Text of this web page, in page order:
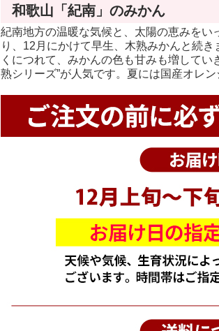
和歌山「紀南」のみかん
紀南地方の温暖な気候と、太陽の恵みをい
り、12月にかけて早生、木熟みかんと続
くにつれて、みかんの色も甘みも増して
熟シリーズ”が人気です。夏には国産オレ